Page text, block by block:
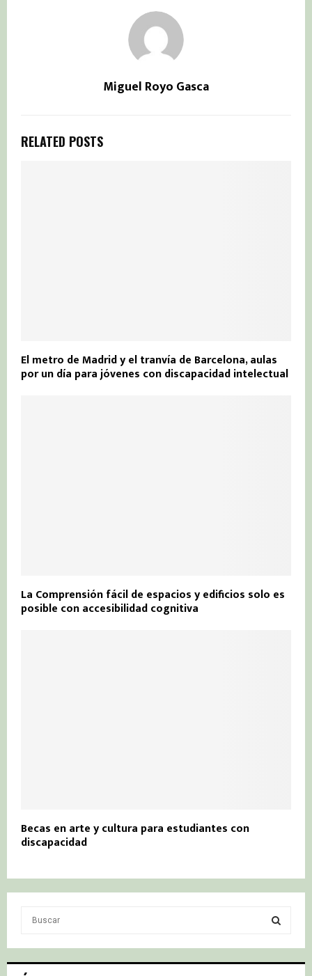
Miguel Royo Gasca
RELATED POSTS
El metro de Madrid y el tranvía de Barcelona, aulas
por un día para jóvenes con discapacidad intelectual
La Comprensión fácil de espacios y edificios solo es
posible con accesibilidad cognitiva
Becas en arte y cultura para estudiantes con
discapacidad
c
S